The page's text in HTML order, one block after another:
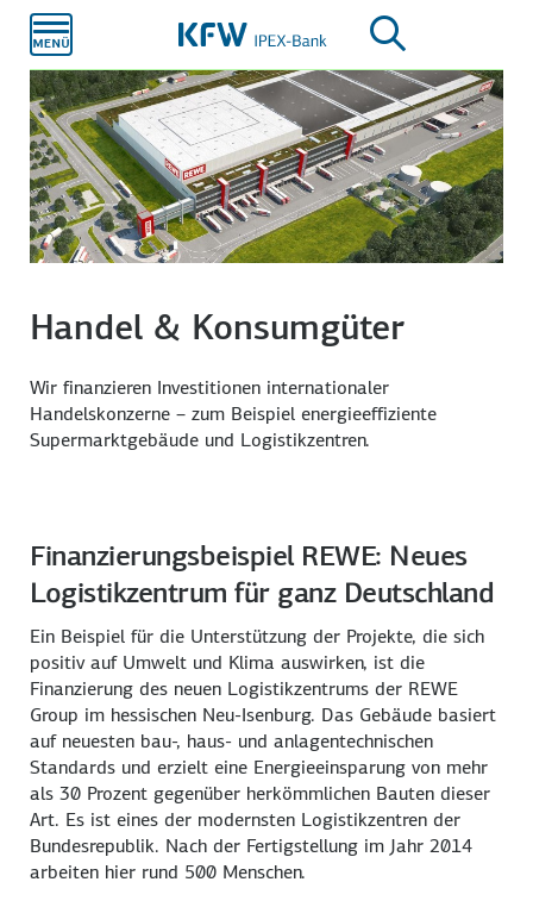
Hauptinhalt
Handel & Konsumgüter
Wir finanzieren Investitionen internationaler
Handelskonzerne – zum Beispiel energieeffiziente
Supermarktgebäude und Logistikzentren.
Finanzierungsbeispiel REWE: Neues
Logistikzentrum für ganz Deutschland
Ein Beispiel für die Unterstützung der Projekte, die sich
positiv auf Umwelt und Klima auswirken, ist die
Finanzierung des neuen Logistikzentrums der REWE
Group im hessischen Neu-Isenburg. Das Gebäude basiert
auf neuesten bau-, haus- und anlagentechnischen
Standards und erzielt eine Energieeinsparung von mehr
als 30 Prozent gegenüber herkömmlichen Bauten dieser
Art. Es ist eines der modernsten Logistikzentren der
Bundesrepublik. Nach der Fertigstellung im Jahr 2014
arbeiten hier rund 500 Menschen.